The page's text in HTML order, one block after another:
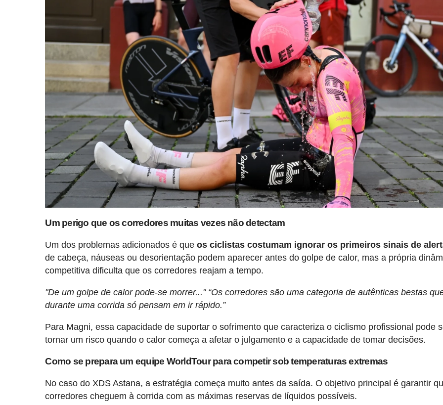
Um perigo que os corredores muitas vezes não detectam
Um dos problemas adicionados é queos ciclistas costumam ignorar os primeiros sinais de
de cabeça, náuseas ou desorientação podem aparecer antes do golpe de calor, mas a própria
competitiva dificulta que os corredores reajam a tempo.
"De um golpe de calor pode-se morrer..." “Os corredores são uma categoria de autênticas bestas
durante uma corrida só pensam em ir rápido.”
Para Magni, essa capacidade de suportar o sofrimento que caracteriza o ciclismo profissional pode
tornar um risco quando o calor começa a afetar o julgamento e a capacidade de tomar decisões.
Como se prepara um equipe WorldTour para competir sob temperaturas extremas
No caso do XDS Astana, a estratégia começa muito antes da saída. O objetivo principal é garantir
corredores cheguem à corrida com as máximas reservas de líquidos possíveis.